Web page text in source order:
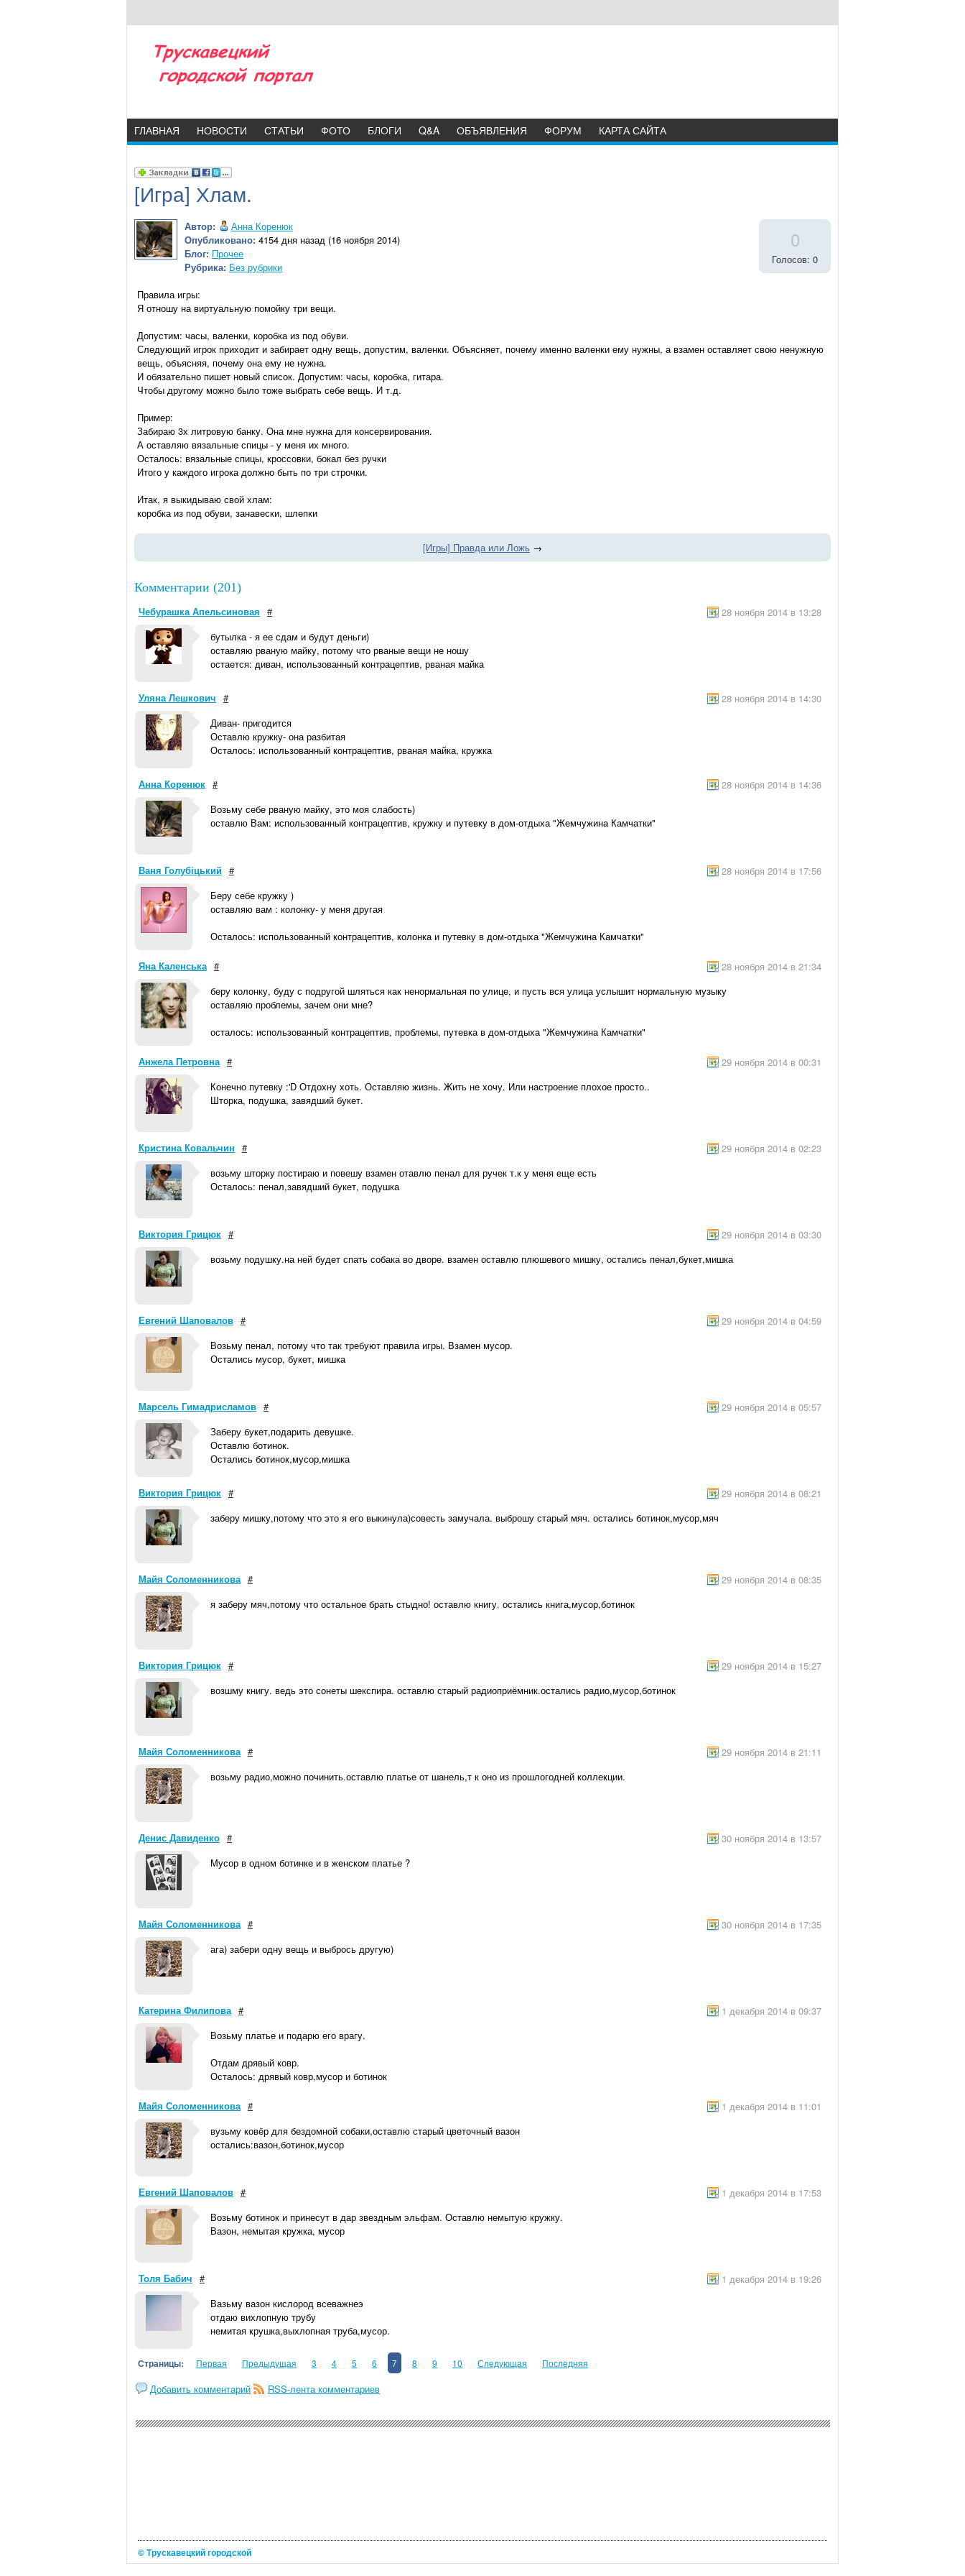
ГЛАВНАЯ НОВОСТИ СТАТЬИ ФОТО БЛОГИ Q&A ОБЪЯВЛЕНИЯ ФОРУМ КАРТА САЙТА
[Игра] Хлам.
Автор:
Анна Коренюк
Опубликовано: 4154 дня назад (16 ноября 2014)
Блог: Прочее
Рубрика: Без рубрики
0
Голосов: 0
Правила игры:
Я отношу на виртуальную помойку три вещи.
Допустим: часы, валенки, коробка из под обуви.
Следующий игрок приходит и забирает одну вещь, допустим, валенки. Объясняет, почему именно валенки ему нужны, а взамен оставляет свою ненужную
вещь, объясняя, почему она ему не нужна.
И обязательно пишет новый список. Допустим: часы, коробка, гитара.
Чтобы другому можно было тоже выбрать себе вещь. И т.д.
Пример:
Забираю 3х литровую банку. Она мне нужна для консервирования.
А оставляю вязальные спицы - у меня их много.
Осталось: вязальные спицы, кроссовки, бокал без ручки
Итого у каждого игрока должно быть по три строчки.
Итак, я выкидываю свой хлам:
коробка из под обуви, занавески, шлепки
[Игры] Правда или Ложь →
Комментарии (201)
Чебурашка Апельсиновая #
28 ноября 2014 в 13:28
бутылка - я ее сдам и будут деньги)
оставляю рваную майку, потому что рваные вещи не ношу
остается: диван, использованный контрацептив, рваная майка
Уляна Лешкович #
28 ноября 2014 в 14:30
Диван- пригодится
Оставлю кружку- она разбитая
Осталось: использованный контрацептив, рваная майка, кружка
Анна Коренюк #
28 ноября 2014 в 14:36
Возьму себе рваную майку, это моя слабость)
оставлю Вам: использованный контрацептив, кружку и путевку в дом-отдыха "Жемчужина Камчатки"
Ваня Голубіцький #
28 ноября 2014 в 17:56
Беру себе кружку )
оставляю вам : колонку- у меня другая
Осталось: использованный контрацептив, колонка и путевку в дом-отдыха "Жемчужина Камчатки"
Яна Каленська #
28 ноября 2014 в 21:34
беру колонку, буду с подругой шляться как ненормальная по улице, и пусть вся улица услышит нормальную музыку
оставляю проблемы, зачем они мне?
осталось: использованный контрацептив, проблемы, путевка в дом-отдыха "Жемчужина Камчатки"
Анжела Петровна #
29 ноября 2014 в 00:31
Конечно путевку :'D Отдохну хоть. Оставляю жизнь. Жить не хочу. Или настроение плохое просто..
Шторка, подушка, завядший букет.
Кристина Ковальчин #
29 ноября 2014 в 02:23
возьму шторку постираю и повешу взамен отавлю пенал для ручек т.к у меня еще есть
Осталось: пенал,завядший букет, подушка
Виктория Грицюк #
29 ноября 2014 в 03:30
возьму подушку.на ней будет спать собака во дворе. взамен оставлю плюшевого мишку, остались пенал,букет,мишка
Евгений Шаповалов #
29 ноября 2014 в 04:59
Возьму пенал, потому что так требуют правила игры. Взамен мусор.
Остались мусор, букет, мишка
Марсель Гимадрисламов #
29 ноября 2014 в 05:57
Заберу букет,подарить девушке.
Оставлю ботинок.
Остались ботинок,мусор,мишка
Виктория Грицюк #
29 ноября 2014 в 08:21
заберу мишку,потому что это я его выкинула)совесть замучала. выброшу старый мяч. остались ботинок,мусор,мяч
Майя Соломенникова #
29 ноября 2014 в 08:35
я заберу мяч,потому что остальное брать стыдно! оставлю книгу. остались книга,мусор,ботинок
Виктория Грицюк #
29 ноября 2014 в 15:27
возшму книгу. ведь это сонеты шекспира. оставлю старый радиоприёмник.остались радио,мусор,ботинок
Майя Соломенникова #
29 ноября 2014 в 21:11
возьму радио,можно починить.оставлю платье от шанель,т к оно из прошлогодней коллекции.
Денис Давиденко #
30 ноября 2014 в 13:57
Мусор в одном ботинке и в женском платье ?
Майя Соломенникова #
30 ноября 2014 в 17:35
ага) забери одну вещь и выбрось другую)
Катерина Филипова #
1 декабря 2014 в 09:37
Возьму платье и подарю его врагу.
Отдам дрявый ковр.
Осталось: дрявый ковр,мусор и ботинок
Майя Соломенникова #
1 декабря 2014 в 11:01
вузьму ковёр для бездомной собаки,оставлю старый цветочный вазон
остались:вазон,ботинок,мусор
Евгений Шаповалов #
1 декабря 2014 в 17:53
Возьму ботинок и принесут в дар звездным эльфам. Оставлю немытую кружку.
Вазон, немытая кружка, мусор
Толя Бабич #
1 декабря 2014 в 19:26
Вазьму вазон кислород всеважнеэ
отдаю вихлопную трубу
немитая крушка,выхлопная труба,мусор.
Страницы: Первая Предыдущая 3 4 5 6 7 8 9 10 Следующая Последняя
Добавить комментарий RSS-лента комментариев
© Трускавецкий городской